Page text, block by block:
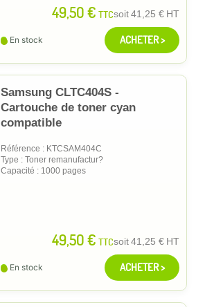
49,50 € TTCsoit41,25 € HT
En stock ACHETER >
Samsung CLTC404S -
Cartouche de toner cyan
compatible
Référence : KTCSAM404C
Type : Toner remanufactur?
Capacité : 1000 pages
49,50 € TTCsoit41,25 € HT
En stock ACHETER >